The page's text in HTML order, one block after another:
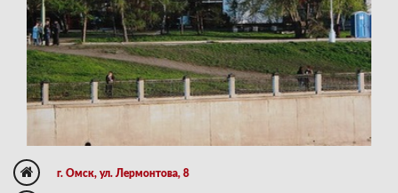
г. Омск, ул. Лермонтова, 8